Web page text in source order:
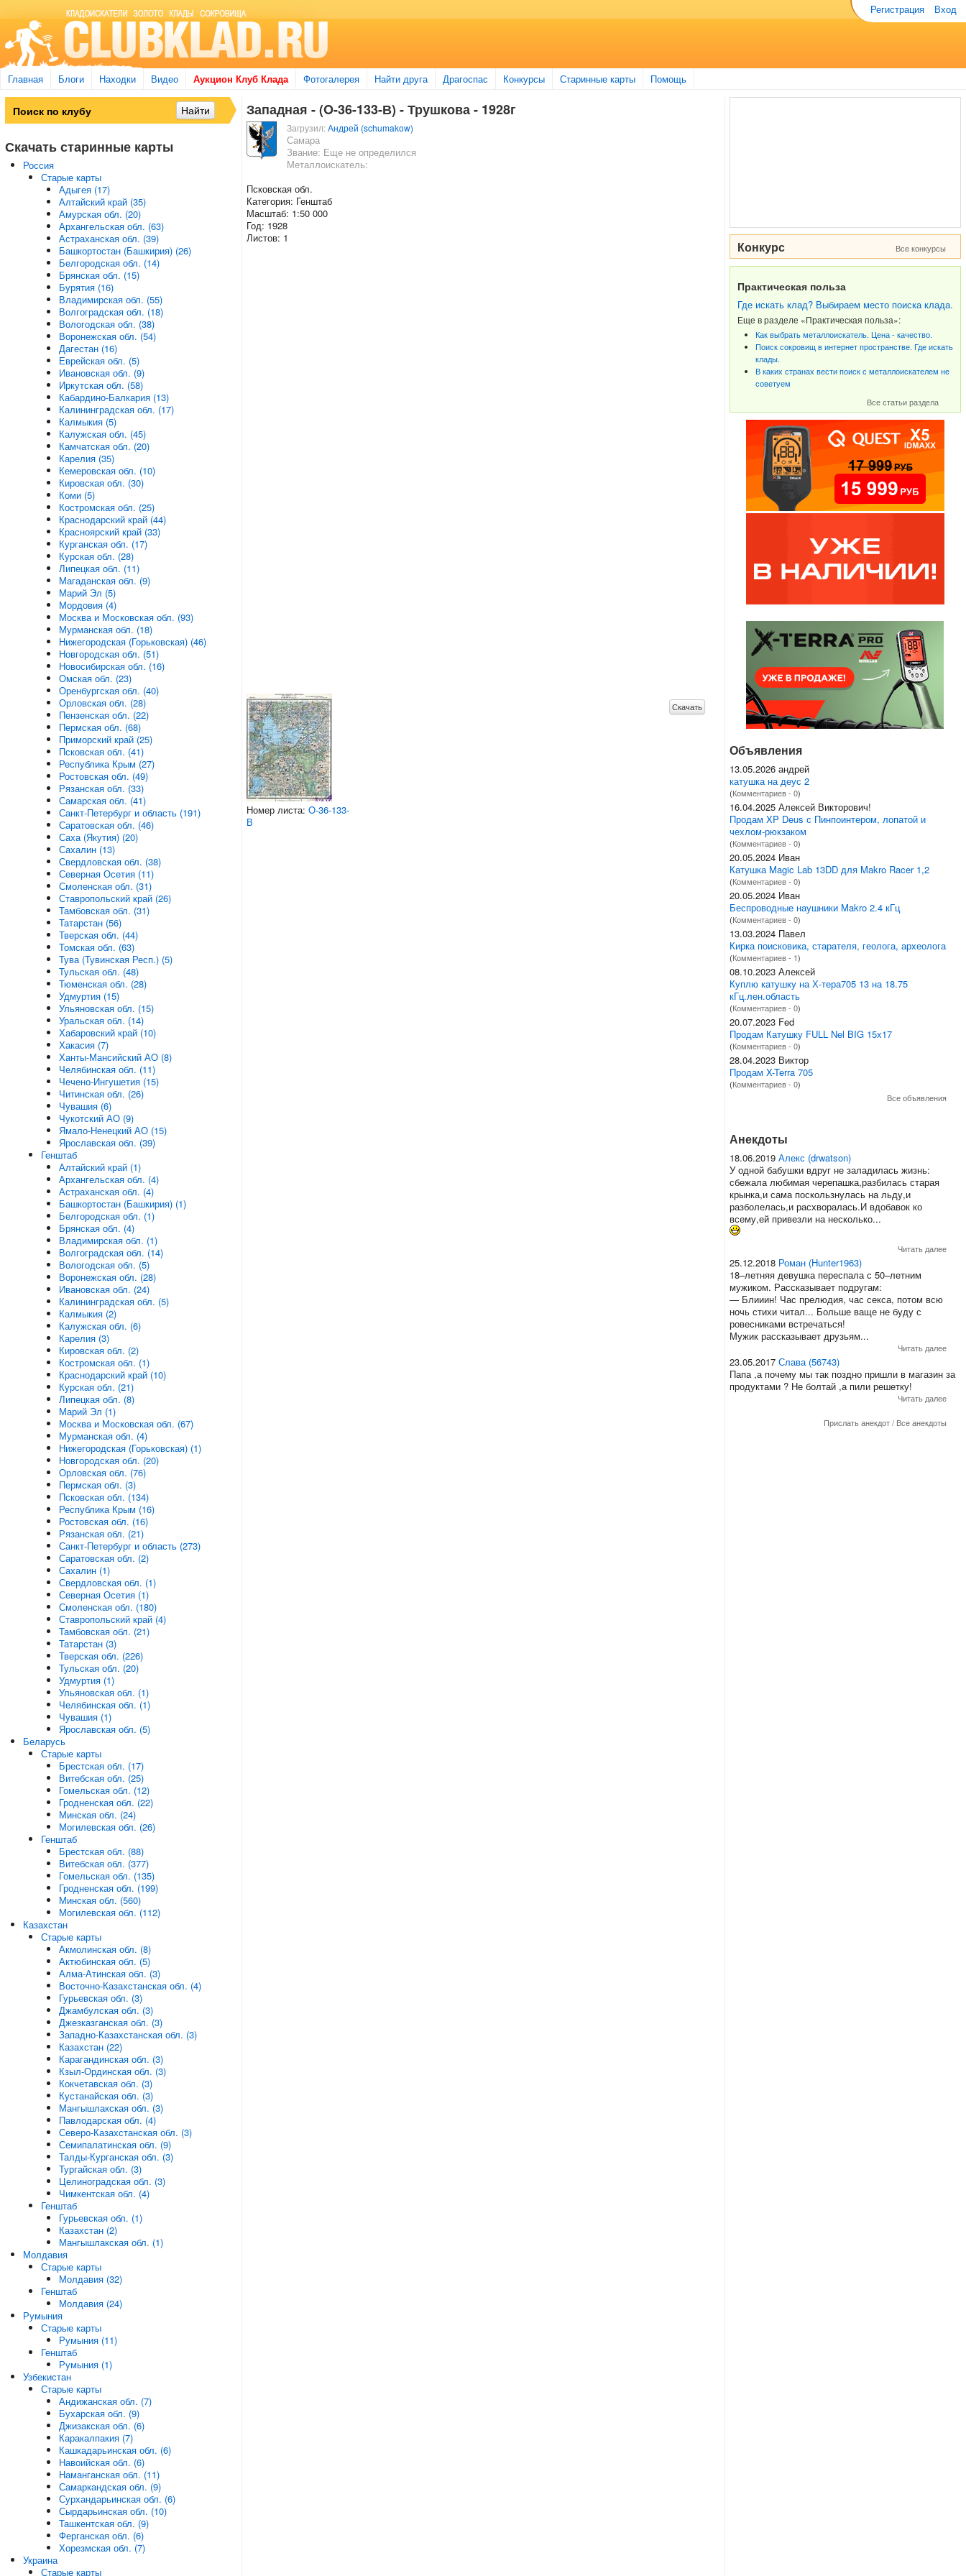
Регистрация Вход
Главная Блоги Находки Видео Аукцион Клуб Клада Фотогалерея Найти друга Драгоспас Конкурсы Старинные карты Помощь
Западная - (O-36-133-В) - Трушкова - 1928г
Загрузил:Андрей (schumakow)
Самара
Звание: Еще не определился
Металлоискатель:
Псковская обл.
Категория: Генштаб
Масштаб: 1:50 000
Год: 1928
Листов: 1
Скачать
Номер листа: O-36-133-
В
Скачать старинные карты
Россия
Старые карты
Адыгея (17)
Алтайский край (35)
Амурская обл. (20)
Архангельская обл. (63)
Астраханская обл. (39)
Башкортостан (Башкирия) (26)
Белгородская обл. (14)
Брянская обл. (15)
Бурятия (16)
Владимирская обл. (55)
Волгоградская обл. (18)
Вологодская обл. (38)
Воронежская обл. (54)
Дагестан (16)
Еврейская обл. (5)
Ивановская обл. (9)
Иркутская обл. (58)
Кабардино-Балкария (13)
Калининградская обл. (17)
Калмыкия (5)
Калужская обл. (45)
Камчатская обл. (20)
Карелия (35)
Кемеровская обл. (10)
Кировская обл. (30)
Коми (5)
Костромская обл. (25)
Краснодарский край (44)
Красноярский край (33)
Курганская обл. (17)
Курская обл. (28)
Липецкая обл. (11)
Магаданская обл. (9)
Марий Эл (5)
Мордовия (4)
Москва и Московская обл. (93)
Мурманская обл. (18)
Нижегородская (Горьковская) (46)
Новгородская обл. (51)
Новосибирская обл. (16)
Омская обл. (23)
Оренбургская обл. (40)
Орловская обл. (28)
Пензенская обл. (22)
Пермская обл. (68)
Приморский край (25)
Псковская обл. (41)
Республика Крым (27)
Ростовская обл. (49)
Рязанская обл. (33)
Самарская обл. (41)
Санкт-Петербург и область (191)
Саратовская обл. (46)
Саха (Якутия) (20)
Сахалин (13)
Свердловская обл. (38)
Северная Осетия (11)
Смоленская обл. (31)
Ставропольский край (26)
Тамбовская обл. (31)
Татарстан (56)
Тверская обл. (44)
Томская обл. (63)
Тува (Тувинская Респ.) (5)
Тульская обл. (48)
Тюменская обл. (28)
Удмуртия (15)
Ульяновская обл. (15)
Уральская обл. (14)
Хабаровский край (10)
Хакасия (7)
Ханты-Мансийский АО (8)
Челябинская обл. (11)
Чечено-Ингушетия (15)
Читинская обл. (26)
Чувашия (6)
Чукотский АО (9)
Ямало-Ненецкий АО (15)
Ярославская обл. (39)
Генштаб
Алтайский край (1)
Архангельская обл. (4)
Астраханская обл. (4)
Башкортостан (Башкирия) (1)
Белгородская обл. (1)
Брянская обл. (4)
Владимирская обл. (1)
Волгоградская обл. (14)
Вологодская обл. (5)
Воронежская обл. (28)
Ивановская обл. (24)
Калининградская обл. (5)
Калмыкия (2)
Калужская обл. (6)
Карелия (3)
Кировская обл. (2)
Костромская обл. (1)
Краснодарский край (10)
Курская обл. (21)
Липецкая обл. (8)
Марий Эл (1)
Москва и Московская обл. (67)
Мурманская обл. (4)
Нижегородская (Горьковская) (1)
Новгородская обл. (20)
Орловская обл. (76)
Пермская обл. (3)
Псковская обл. (134)
Республика Крым (16)
Ростовская обл. (16)
Рязанская обл. (21)
Санкт-Петербург и область (273)
Саратовская обл. (2)
Сахалин (1)
Свердловская обл. (1)
Северная Осетия (1)
Смоленская обл. (180)
Ставропольский край (4)
Тамбовская обл. (21)
Татарстан (3)
Тверская обл. (226)
Тульская обл. (20)
Удмуртия (1)
Ульяновская обл. (1)
Челябинская обл. (1)
Чувашия (1)
Ярославская обл. (5)
Беларусь
Старые карты
Брестская обл. (17)
Витебская обл. (25)
Гомельская обл. (12)
Гродненская обл. (22)
Минская обл. (24)
Могилевская обл. (26)
Генштаб
Брестская обл. (88)
Витебская обл. (377)
Гомельская обл. (135)
Гродненская обл. (199)
Минская обл. (560)
Могилевская обл. (112)
Казахстан
Старые карты
Акмолинская обл. (8)
Актюбинская обл. (5)
Алма-Атинская обл. (3)
Восточно-Казахстанская обл. (4)
Гурьевская обл. (3)
Джамбулская обл. (3)
Джезказганская обл. (3)
Западно-Казахстанская обл. (3)
Казахстан (22)
Карагандинская обл. (3)
Кзыл-Ординская обл. (3)
Кокчетавская обл. (3)
Кустанайская обл. (3)
Мангышлакская обл. (3)
Павлодарская обл. (4)
Северо-Казахстанская обл. (3)
Семипалатинская обл. (9)
Талды-Курганская обл. (3)
Тургайская обл. (3)
Целиноградская обл. (3)
Чимкентская обл. (4)
Генштаб
Гурьевская обл. (1)
Казахстан (2)
Мангышлакская обл. (1)
Молдавия
Старые карты
Молдавия (32)
Генштаб
Молдавия (24)
Румыния
Старые карты
Румыния (11)
Генштаб
Румыния (1)
Узбекистан
Старые карты
Андижанская обл. (7)
Бухарская обл. (9)
Джизакская обл. (6)
Каракалпакия (7)
Кашкадарьинская обл. (6)
Навоийская обл. (6)
Наманганская обл. (11)
Самаркандская обл. (9)
Сурхандарьинская обл. (6)
Сырдарьинская обл. (10)
Ташкентская обл. (9)
Ферганская обл. (6)
Хорезмская обл. (7)
Украина
Старые карты
Конкурс Все конкурсы
Практическая польза
Где искать клад? Выбираем место поиска клада.
Еще в разделе «Практическая польза»:
Как выбрать металлоискатель. Цена - качество.
Поиск сокровищ в интернет пространстве. Где искать
клады.
В каких странах вести поиск с металлоискателем не
советуем
Все статьи раздела
Объявления
13.05.2026 андрей
катушка на деус 2
(Комментариев - 0)
16.04.2025 Алексей Викторович!
Продам XP Deus с Пинпоинтером, лопатой и
чехлом-рюкзаком
(Комментариев - 0)
20.05.2024 Иван
Катушка Magic Lab 13DD для Makro Racer 1,2
(Комментариев - 0)
20.05.2024 Иван
Беспроводные наушники Makro 2.4 кГц
(Комментариев - 0)
13.03.2024 Павел
Кирка поисковика, старателя, геолога, археолога
(Комментариев - 1)
08.10.2023 Алексей
Куплю катушку на Х-тера705 13 на 18.75
кГц.лен.область
(Комментариев - 0)
20.07.2023 Fed
Продам Катушку FULL Nel BIG 15x17
(Комментариев - 0)
28.04.2023 Виктор
Продам X-Terra 705
(Комментариев - 0)
Все объявления
Анекдоты
18.06.2019 Алекс (drwatson)
У одной бабушки вдруг не заладилась жизнь:
сбежала любимая черепашка,разбилась старая
крынка,и сама поскользнулась на льду,и
разболелась,и расхворалась.И вдобавок ко
всему,ей привезли на несколько...
Читать далее
25.12.2018 Роман (Hunter1963)
18–летняя девушка переспала с 50–летним
мужиком. Рассказывает подругам:
— Блииин! Час прелюдия, час секса, потом всю
ночь стихи читал... Больше ваще не буду с
ровесниками встречаться!
Мужик рассказывает друзьям...
Читать далее
23.05.2017 Слава (56743)
Папа ,а почему мы так поздно пришли в магазин за
продуктами ? Не болтай ,а пили решетку!
Читать далее
Прислать анекдот/ Все анекдоты